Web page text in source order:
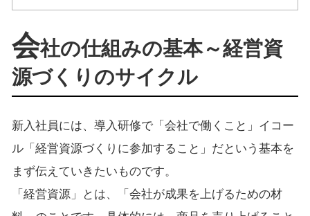
会社の仕組みの基本～経営資
源づくりのサイクル
新入社員には、導入研修で「会社で働くこと」イコー
ル「経営資源づくりに参加すること」だという基本を
まず伝えていきたいものです。
「経営資源」とは、「会社が成果を上げるための材